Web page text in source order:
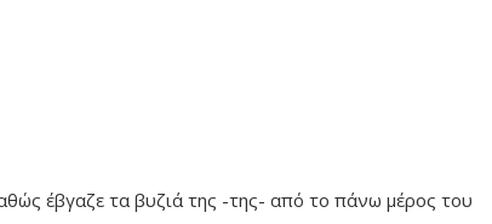
έβγαζε τα βυζιά της -της- από το πάνω μέρος του